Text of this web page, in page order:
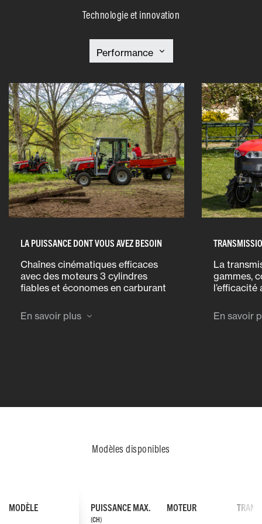
Technologie et innovation
LA PUISSANCE DONT VOUS AVEZ BESOIN
Chaînes cinématiques efficaces
avec des moteurs 3 cylindres
fiables et économes en carburant
ch. Le moteur du MF 1M.25 produit
33 % de couple en plus à un
En savoir plus
La
gammes,
l’efficacité
idéale
En savoir
Modèles disponibles
PUISSANCE MAX.
(CH)
MOTEUR
MODÈLE